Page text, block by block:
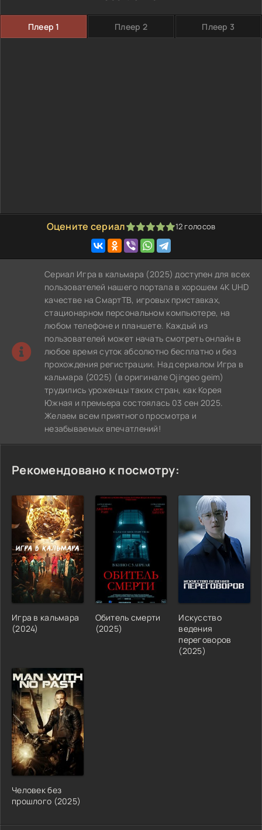
Плеер 1 Плеер 2 Плеер 3
Оцените сериал
1 2 3 4 5 12 голосов
Сериал Игра в кальмара (2025) доступен для всех
пользователей нашего портала в хорошем 4K UHD
качестве на СмартТВ, игровых приставках,
стационарном персональном компьютере, на
любом телефоне и планшете. Каждый из
пользователей может начать смотреть онлайн в
любое время суток абсолютно бесплатно и без
прохождения регистрации. Над сериалом Игра в
кальмара (2025) (в оригинале Ojingeo geim)
трудились уроженцы таких стран, как Корея
Южная и премьера состоялась 03 сен 2025.
Желаем всем приятного просмотра и
незабываемых впечатлений!
Рекомендовано к посмотру:
Игра в кальмара
(2024)
Обитель смерти
(2025)
Искусство
ведения
переговоров
(2025)
Человек без
прошлого (2025)